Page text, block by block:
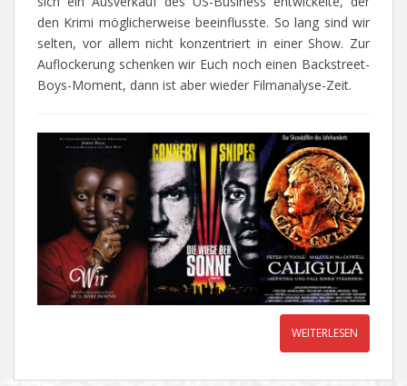
den Krimi möglicherweise beeinflusste. So lang sind wir
selten, vor allem nicht konzentriert in einer Show. Zur
Auflockerung schenken wir Euch noch einen Backstreet-
Boys-Moment, dann ist aber wieder Filmanalyse-Zeit.
WEITERLESEN